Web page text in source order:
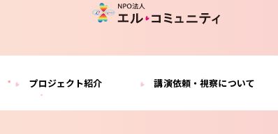
プロジェクト紹介 講演依頼・視察について